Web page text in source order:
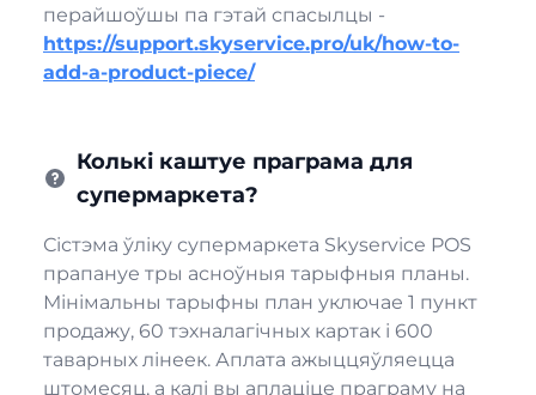
перайшоўшы па гэтай спасылцы -
https://support.skyservice.pro/uk/how-to-
add-a-product-piece/
Колькі каштуе праграма для
супермаркета?
Сістэма ўліку супермаркета Skyservice POS
прапануе тры асноўныя тарыфныя планы.
Мінімальны тарыфны план уключае 1 пункт
продажу, 60 тэхналагічных картак і 600
таварных лінеек. Аплата ажыццяўляецца
штомесяц, а калі вы аплаціце праграму на